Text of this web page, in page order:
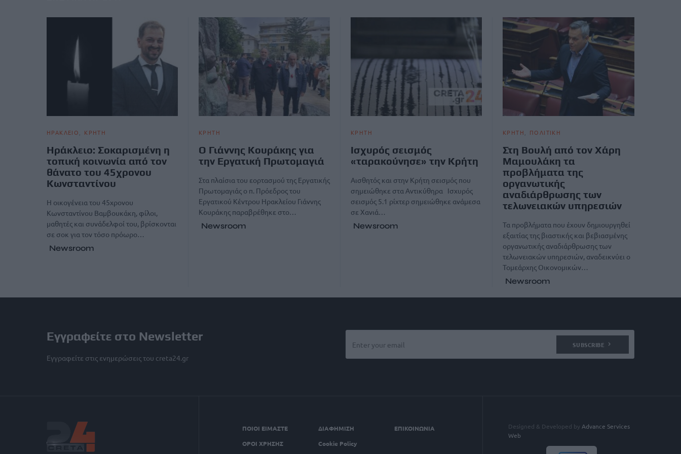
ΗΡΑΚΛΕΙΟ ΚΡΗΤΗ
Ηράκλειο: Σοκαρισμένη η
τοπική κοινωνία από τον
θάνατο του 45χρονου
Κωνσταντίνου
Η οικογένεια του 45χρονου
Κωνσταντίνου Βαμβουκάκη, φίλοι,
μαθητές και συνάδελφοί του, βρίσκονται
σε σοκ για τον τόσο πρόωρο…
Newsroom
ΚΡΗΤΗ
Ο Γιάννης Κουράκης για
την Εργατική Πρωτομαγιά
Στα πλαίσια του εορτασμού της Εργατικής
Πρωτομαγιάς ο π. Πρόεδρος του
Εργατικού Κέντρου Ηρακλείου Γιάννης
Κουράκης παραβρέθηκε στο…
Newsroom
ΚΡΗΤΗ
Ισχυρός σεισμός
«ταρακούνησε» την Κρήτη
Αισθητός και στην Κρήτη σεισμός που
σημειώθηκε στα Αντικύθηρα Ισχυρός
σεισμός 5.1 ρίχτερ σημειώθηκε ανάμεσα
σε Χανιά…
Newsroom
ΚΡΗΤΗ ΠΟΛΙΤΙΚΗ
Στη Βουλή από τον Χάρη
Μαμουλάκη τα
προβλήματα της
οργανωτικής
αναδιάρθρωσης των
τελωνειακών υπηρεσιών
Τα προβλήματα που έχουν δημιουργηθεί
εξαιτίας της βιαστικής και βεβιασμένης
οργανωτικής αναδιάρθρωσης των
τελωνειακών υπηρεσιών, αναδεικνύει ο
Τομεάρχης Οικονομικών…
Newsroom
Εγγραφείτε στο Newsletter
Εγγραφείτε στις ενημερώσεις του creta24.gr
SUBSCRIBE
ΠΟΙΟΙ ΕΙΜΑΣΤΕ ΔΙΑΦΗΜΙΣΗ
ΕΠΙΚΟΙΝΩΝΙΑ
ΟΡΟΙ ΧΡΗΣΗΣ
Cookie Policy
Designed & Developed by Advance Services
Web